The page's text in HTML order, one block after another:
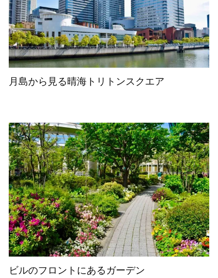
月島から見る晴海トリトンスクエア
ビルのフロントにあるガーデン